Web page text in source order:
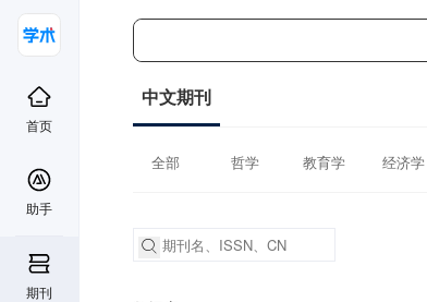
首页
助手
期刊
中文期刊
全部 哲学 教育学 经济学